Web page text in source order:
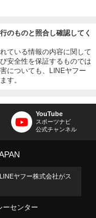
のものと照合し確認してく
ている情報の内容に関して
安全性を保証するものでは
についても、LINEヤフー
す。
YouTube
スポーツナビ
公式チャンネル
ヤフー株式会社がス
ーセンター